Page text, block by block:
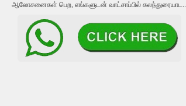
ஆலோசனைகள் பெற, எங்களுடன் வாட்சாப்பில் கலந்துரையாட..